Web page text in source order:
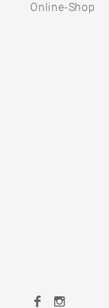
Online-Shop
Facebook